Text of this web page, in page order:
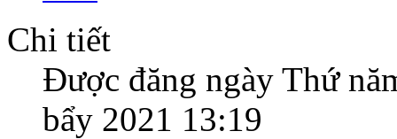
Chi tiết
Được đăng ngày Thứ
bẩy 2021 13:19